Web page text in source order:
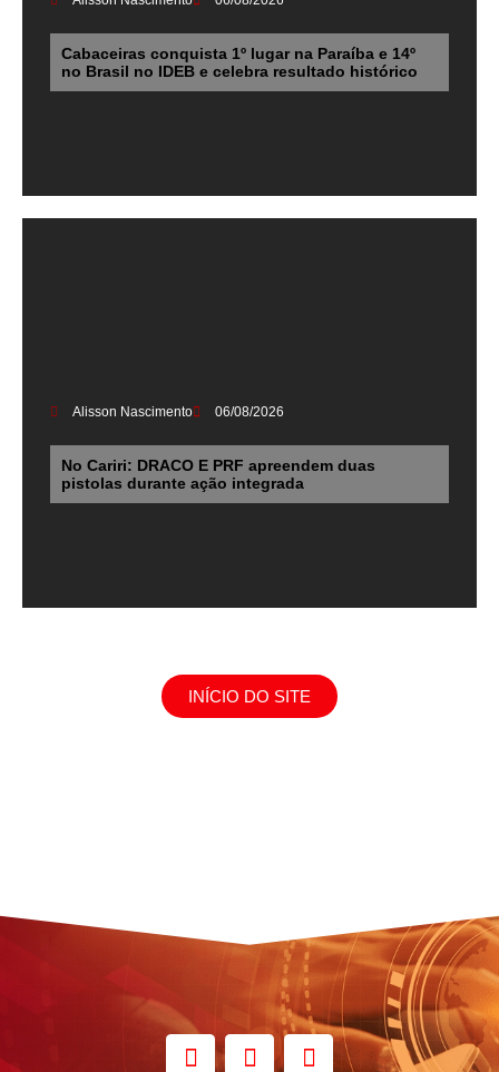
Cabaceiras conquista 1º lugar na Paraíba e 14º
no Brasil no IDEB e celebra resultado histórico
Alisson Nascimento 06/08/2026
No Cariri: DRACO E PRF apreendem duas
pistolas durante ação integrada
INÍCIO DO SITE